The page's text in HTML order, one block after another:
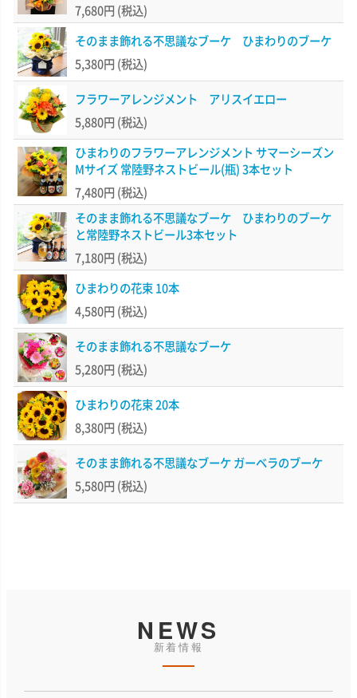
7,680円 (税込)
そのまま飾れる不思議なブーケ ひまわりのブーケ
5,380円 (税込)
フラワーアレンジメント アリスイエロー
5,880円 (税込)
ひまわりのフラワーアレンジメント サマーシーズン
Mサイズ 常陸野ネストビール(瓶) 3本セット
7,480円 (税込)
そのまま飾れる不思議なブーケ ひまわりのブーケ
と常陸野ネストビール3本セット
7,180円 (税込)
ひまわりの花束 10本
4,580円 (税込)
そのまま飾れる不思議なブーケ
5,280円 (税込)
ひまわりの花束 20本
8,380円 (税込)
そのまま飾れる不思議なブーケ ガーベラのブーケ
5,580円 (税込)